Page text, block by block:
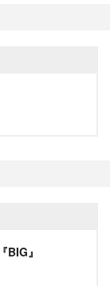
』